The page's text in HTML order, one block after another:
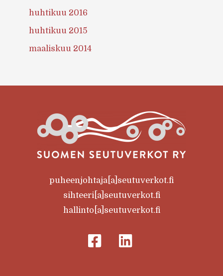
huhtikuu 2016
huhtikuu 2015
maaliskuu 2014
puheenjohtaja[a]seutuverkot.fi
sihteeri[a]seutuverkot.fi
hallinto[a]seutuverkot.fi